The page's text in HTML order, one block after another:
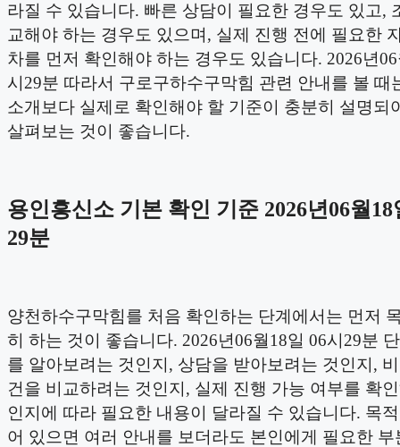
라질 수 있습니다. 빠른 상담이 필요한 경우도 있고,
교해야 하는 경우도 있으며, 실제 진행 전에 필요한
차를 먼저 확인해야 하는 경우도 있습니다. 2026년
시29분 따라서 구로구하수구막힘 관련 안내를 볼 때
소개보다 실제로 확인해야 할 기준이 충분히 설명되
살펴보는 것이 좋습니다.
용인흥신소 기본 확인 기준 2026년06월18
29분
양천하수구막힘를 처음 확인하는 단계에서는 먼저
히 하는 것이 좋습니다. 2026년06월18일 06시29분
를 알아보려는 것인지, 상담을 받아보려는 것인지,
건을 비교하려는 것인지, 실제 진행 가능 여부를 확
인지에 따라 필요한 내용이 달라질 수 있습니다. 목
어 있으면 여러 안내를 보더라도 본인에게 필요한 부